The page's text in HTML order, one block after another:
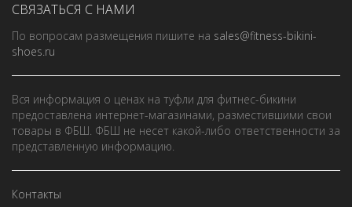
СВЯЗАТЬСЯ С НАМИ
По вопросам размещения пишите на sales@fitness-bikini-
shoes.ru
Вся информация о ценах на туфли для фитнес-бикини
предоставлена интернет-магазинами, разместившими свои
товары в ФБШ. ФБШ не несет какой-либо ответственности за
представленную информацию.
Контакты